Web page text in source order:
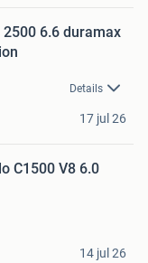
6.6 duramax
Details
17 jul 26
C1500 V8 6.0
14 jul 26